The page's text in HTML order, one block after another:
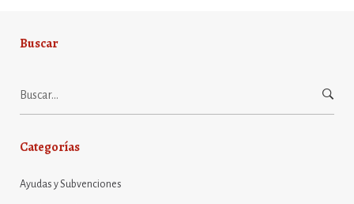
Buscar
Categorías
Ayudas y Subvenciones